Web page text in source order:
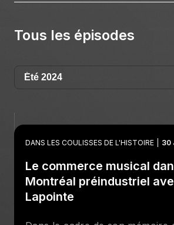
Tous les épisodes
DANS LES COULISSES DE L'HISTOIRE 30
Le commerce musical
Montréal préindustriel
Lapointe